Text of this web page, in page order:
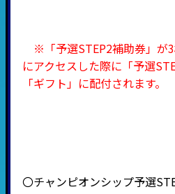
※「予選STEP2補助券」が
にアクセスした際に「予選
「ギフト」に配付されます。
〇チャンピオンシップ予選